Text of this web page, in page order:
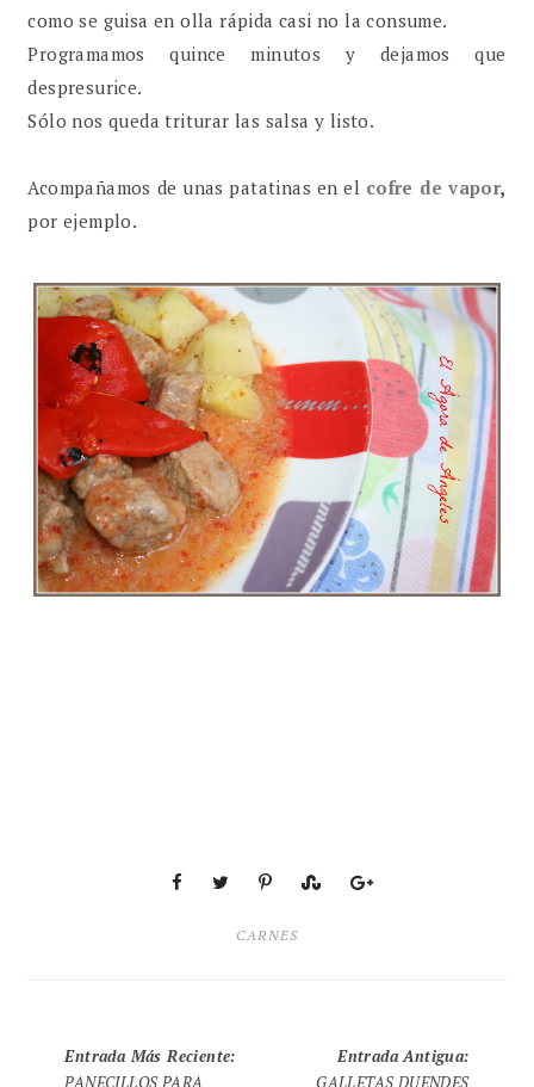
como se guisa en olla rápida casi no la consume.
Programamos quince minutos y dejamos que
despresurice.
Sólo nos queda triturar las salsa y listo.
Acompañamos de unas patatinas en el cofre de vapor,
por ejemplo.
CARNES
Entrada Más Reciente:
PANECILLOS PARA
Entrada Antigua:
GALLETAS DUENDES